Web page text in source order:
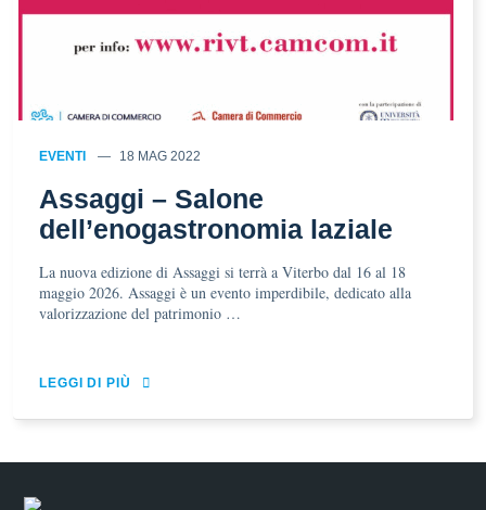
EVENTI 18 MAG 2022
Assaggi – Salone
dell’enogastronomia laziale
La nuova edizione di Assaggi si terrà a Viterbo dal 16 al 18
maggio 2026. Assaggi è un evento imperdibile, dedicato alla
valorizzazione del patrimonio …
LEGGI DI PIÙ